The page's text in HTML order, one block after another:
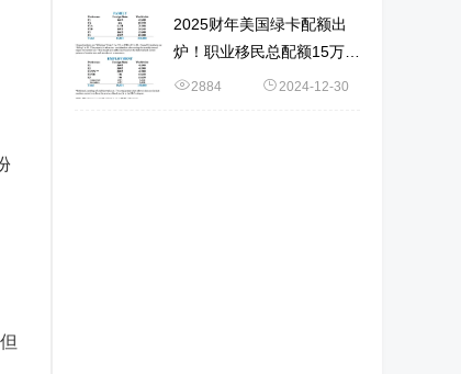
2025财年美国绿卡配额出
炉！职业移民总配额15万！
数据详解→
2884 2024-12-30